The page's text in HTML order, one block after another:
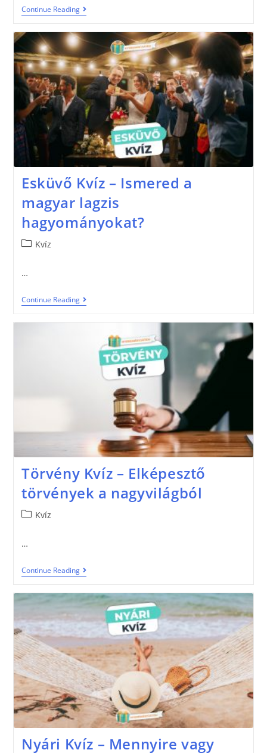
Continue Reading
Esküvő Kvíz – Ismered a
magyar lagzis
hagyományokat?
Kvíz
…
Continue Reading
Törvény Kvíz – Elképesztő
törvények a nagyvilágból
Kvíz
…
Continue Reading
Nyári Kvíz – Mennyire vagy